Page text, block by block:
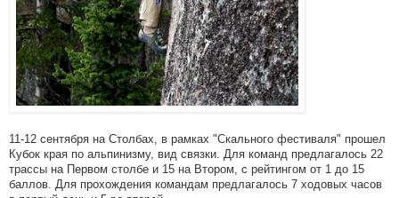
11-12 сентября на Столбах, в рамках "Скального фестиваля" прошел
Кубок края по альпинизму, вид связки. Для команд предлагалось 22
трассы на Первом столбе и 15 на Втором, с рейтингом от 1 до 15
баллов. Для прохождения командам предлагалось 7 ходовых часов